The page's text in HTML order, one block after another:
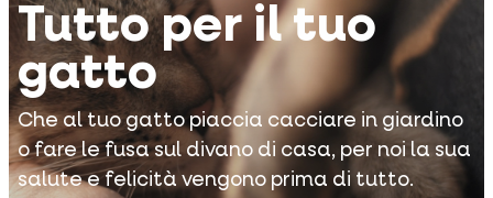
Tutto per il tuo
gatto
Che al tuo gatto piaccia cacciare in giardino
o fare le fusa sul divano di casa, per noi la sua
salute e felicità vengono prima di tutto.